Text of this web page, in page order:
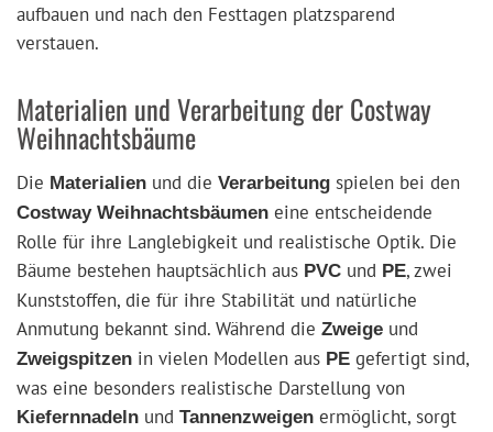
aufbauen und nach den Festtagen platzsparend
verstauen.
Materialien und Verarbeitung der Costway
Weihnachtsbäume
Die Materialien und die Verarbeitung spielen bei den
Costway Weihnachtsbäumen eine entscheidende
Rolle für ihre Langlebigkeit und realistische Optik. Die
Bäume bestehen hauptsächlich aus PVC und PE, zwei
Kunststoffen, die für ihre Stabilität und natürliche
Anmutung bekannt sind. Während die Zweige und
Zweigspitzen in vielen Modellen aus PE gefertigt sind,
was eine besonders realistische Darstellung von
Kiefernnadeln und Tannenzweigen ermöglicht, sorgt